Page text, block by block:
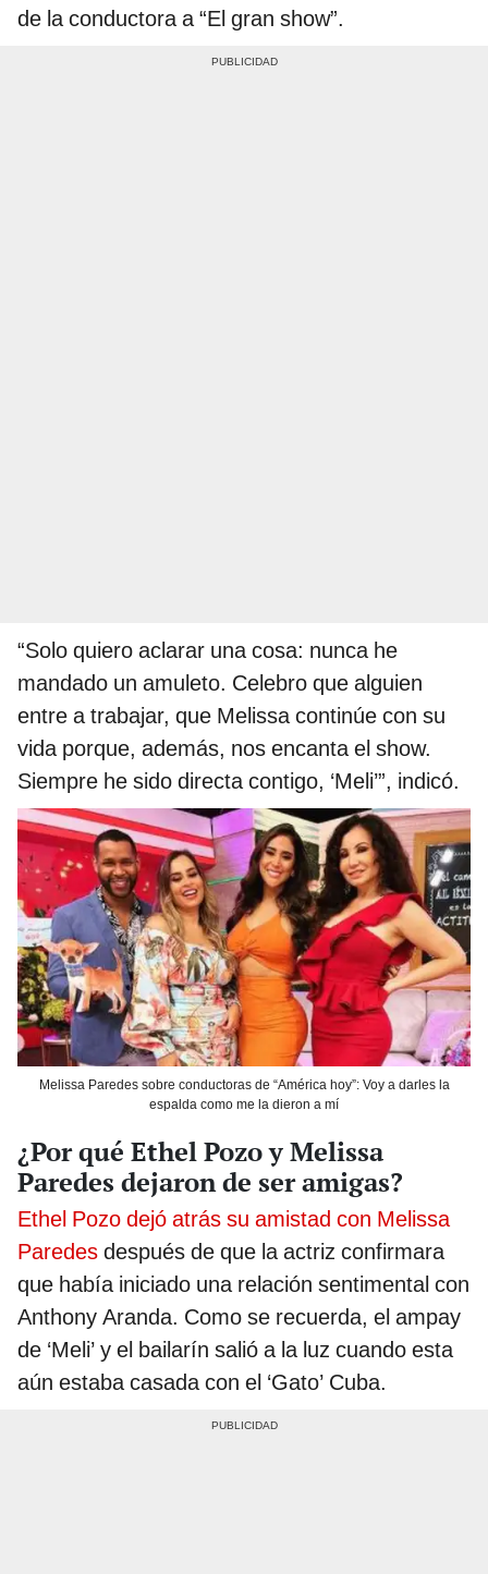
de la conductora a “El gran show”.
“Solo quiero aclarar una cosa: nunca he
mandado un amuleto. Celebro que alguien
entre a trabajar, que Melissa continúe con su
vida porque, además, nos encanta el show.
Siempre he sido directa contigo, ‘Meli’”, indicó.
Melissa Paredes sobre conductoras de “América hoy”: Voy a darles la
espalda como me la dieron a mí
¿Por qué Ethel Pozo y Melissa
Paredes dejaron de ser amigas?
Ethel Pozo dejó atrás su amistad con Melissa
Paredes después de que la actriz confirmara
que había iniciado una relación sentimental con
Anthony Aranda. Como se recuerda, el ampay
de ‘Meli’ y el bailarín salió a la luz cuando esta
aún estaba casada con el ‘Gato’ Cuba.